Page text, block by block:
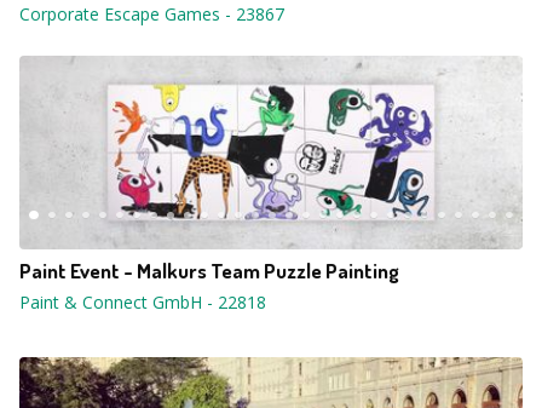
Corporate Escape Games - 23867
Paint Event - Malkurs Team Puzzle Painting
Paint & Connect GmbH - 22818